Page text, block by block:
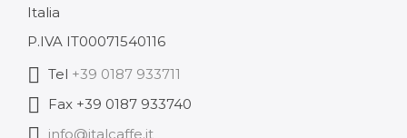
Italia
P.IVA IT00071540116
Tel +39 0187 933711
Fax +39 0187 933740
info@italcaffe.it